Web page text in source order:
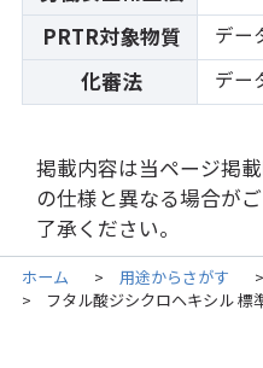
PRTR対象物質 デー
化審法 デー
掲載内容は当ページ掲
の仕様と異なる場合が
了承ください。
ホーム > 用途からさがす >
> フタル酸ジシクロヘキシル 標